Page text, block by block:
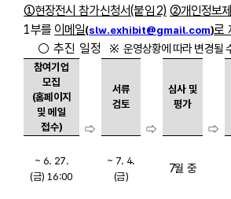
①현장전시 참가신청서(붙임2) ②개인정보
1부를 이메일(slw.exhibit@gmail.com)로
○ 추진 일정
※ 운영상황에 따라 변경될
참여기업
모집
(홈페이지
및 메일
접수)
⇨
서류
검토
⇨
심사 및
평가
⇨
~ 6. 27.
(금) 16:00
~ 7. 4.
(금)
7월 중